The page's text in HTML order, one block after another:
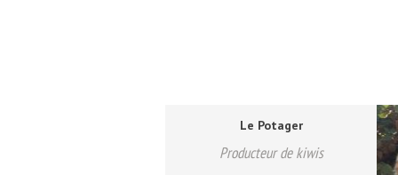
Le Potager
Producteur de kiwis